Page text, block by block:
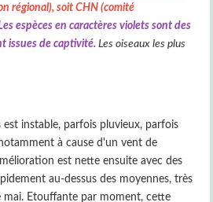
régional), soit CHN (comité
espèces en caractères violets sont des
issues de captivité. Les oiseaux les plus
instable, parfois pluvieux, parfois
à cause d'un vent de
est nette ensuite avec des
au-dessus des moyennes, très
mai. Etouffante par moment, cette